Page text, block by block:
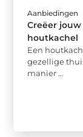
Aanbiedingen
Creëer
houtkachel
Een
gezellige
manier ...